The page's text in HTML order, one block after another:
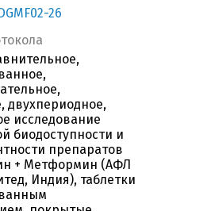
26
двухпериодное,
исследование
биодоступности и
препаратов
+ Метформин (АФЛ
Индия), таблетки